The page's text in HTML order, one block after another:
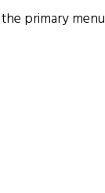
primary